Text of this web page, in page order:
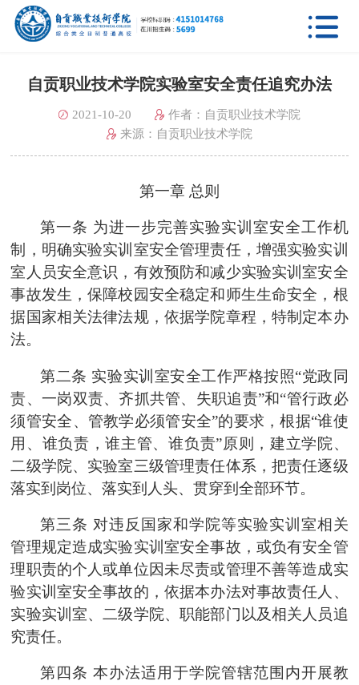

自贡职业技术学院实验室安全责任追究办法
2021-10-20
作者：自贡职业技术学院
来源：自贡职业技术学院
第一章 总则
第一条 为进一步完善实验实训 室安全工作机
制，明确实验实训 室安全管理责任，增强实验实训
室人员安全意识，有效预防和减少实验实训室安全
事故发生，保障校园安全稳定和师生生命安全，根
据国家相关法律法规，依据学院章程，特制定本办
法。
第二条 实验实训 室安全工作严格按照“党政同
责、一岗双责、齐抓共管、失职追责”和“管行政必
须管安全、管教学必须管安全”的要求，根据“谁使
用、谁负责，谁主管、谁负责”原则，建立学院、
二级学院、实验室三级管理责任体系，把责任逐级
落实到岗位、落实到人头、贯穿到全部环节。
第三条 对违反国家和学院等实验实训 室相关
管理规定造成实验实训 室安全事故，或负有安全管
理职责的个人或单位因未尽责或管理不善等造成实
验实训 室安全事故的，依据本办法对事故责任人、
实验实训室、二级学院、职能部门以及相关人员追
究责任。
第四条 本办法适用于学院管辖范围内开展教